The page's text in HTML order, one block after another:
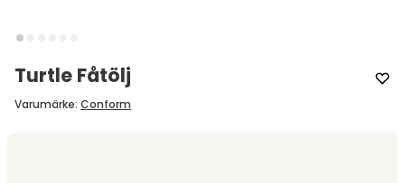
Turtle Fåtölj
Varumärke: Conform